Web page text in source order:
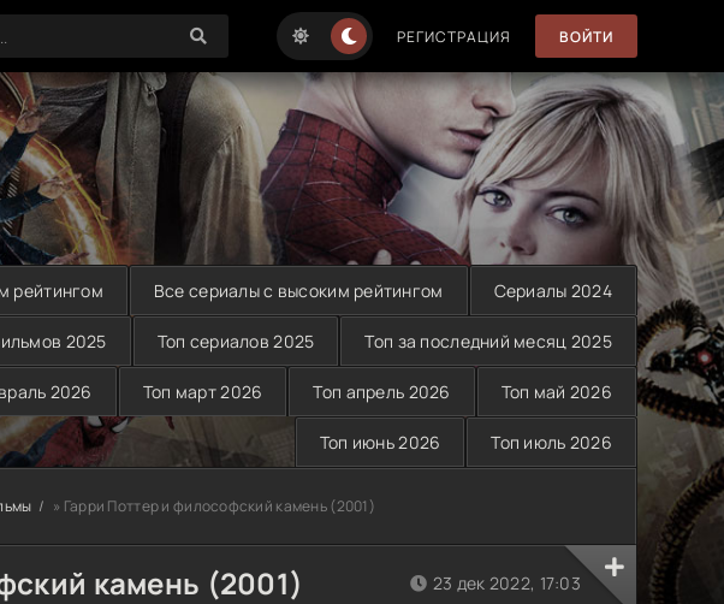
РЕГИСТРАЦИЯ ВОЙТИ
рейтингом Все сериалы с высоким рейтингом Сериалы 2024
2025 Топ сериалов 2025 Топ за последний месяц 2025
2026 Топ март 2026 Топ апрель 2026 Топ май 2026
Топ июнь 2026 Топ июль 2026
» Гарри Поттер и философский камень (2001)
камень (2001) 23 дек 2022, 17:03